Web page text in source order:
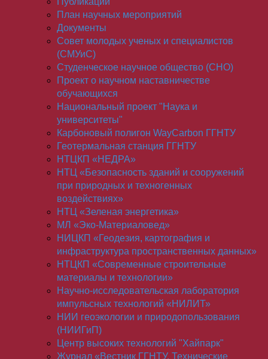
План научныx мероприятий
Документы
Совет молодых ученых и специалистов
(СМУиС)
Студенческое научное общество (СНО)
Проект о научном наставничестве
обучающихся
Национальный проект "Наука и
университеты"
Карбоновый полигон WayCarbon ГГНТУ
Геотермальная станция ГГНТУ
НТЦКП «НЕДРА»
НТЦ «Безопасность зданий и сооружений
при природных и техногенных
воздействиях»
НТЦ «Зеленая энергетика»
МЛ «Эко-Материаловед»
НИЦКП «Геодезия, картография и
инфраструктура пространственных данных»
НТЦКП «Современные строительные
материалы и технологии»
Научно-исследовательская лаборатория
импульсных технологий «НИЛИТ»
НИИ геоэкологии и природопользования
(НИИГиП)
Центр высоких технологий "Хайпарк"
Журнал «Вестник ГГНТУ. Технические